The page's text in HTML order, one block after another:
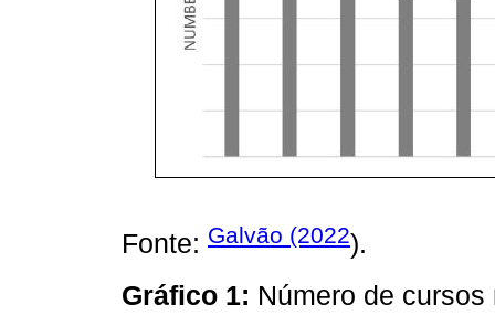
Fonte: Galvão (2022).
Gráfico 1: Número de